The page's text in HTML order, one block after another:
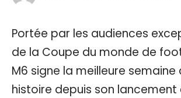
Portée par les audiences
de la Coupe du monde de
M6 signe la meilleure semaine
histoire depuis son lancement